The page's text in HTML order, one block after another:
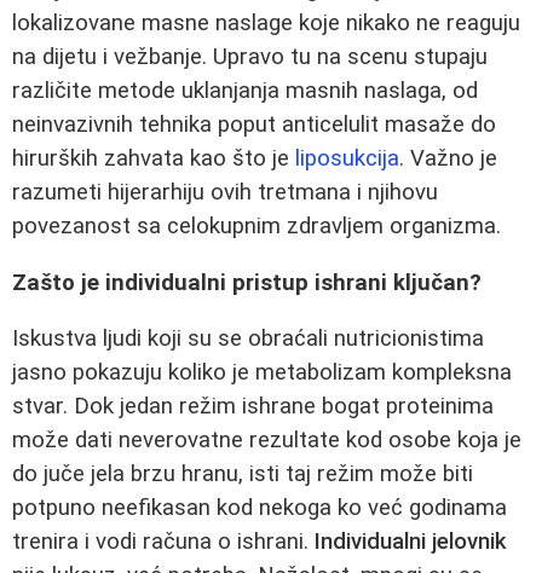
lokalizovane masne naslage koje nikako ne reaguju
na dijetu i vežbanje. Upravo tu na scenu stupaju
različite metode uklanjanja masnih naslaga, od
neinvazivnih tehnika poput anticelulit masaže do
hirurških zahvata kao što je liposukcija. Važno je
razumeti hijerarhiju ovih tretmana i njihovu
povezanost sa celokupnim zdravljem organizma.
Zašto je individualni pristup ishrani ključan?
Iskustva ljudi koji su se obraćali nutricionistima
jasno pokazuju koliko je metabolizam kompleksna
stvar. Dok jedan režim ishrane bogat proteinima
može dati neverovatne rezultate kod osobe koja je
do juče jela brzu hranu, isti taj režim može biti
potpuno neefikasan kod nekoga ko već godinama
trenira i vodi računa o ishrani. Individualni jelovnik